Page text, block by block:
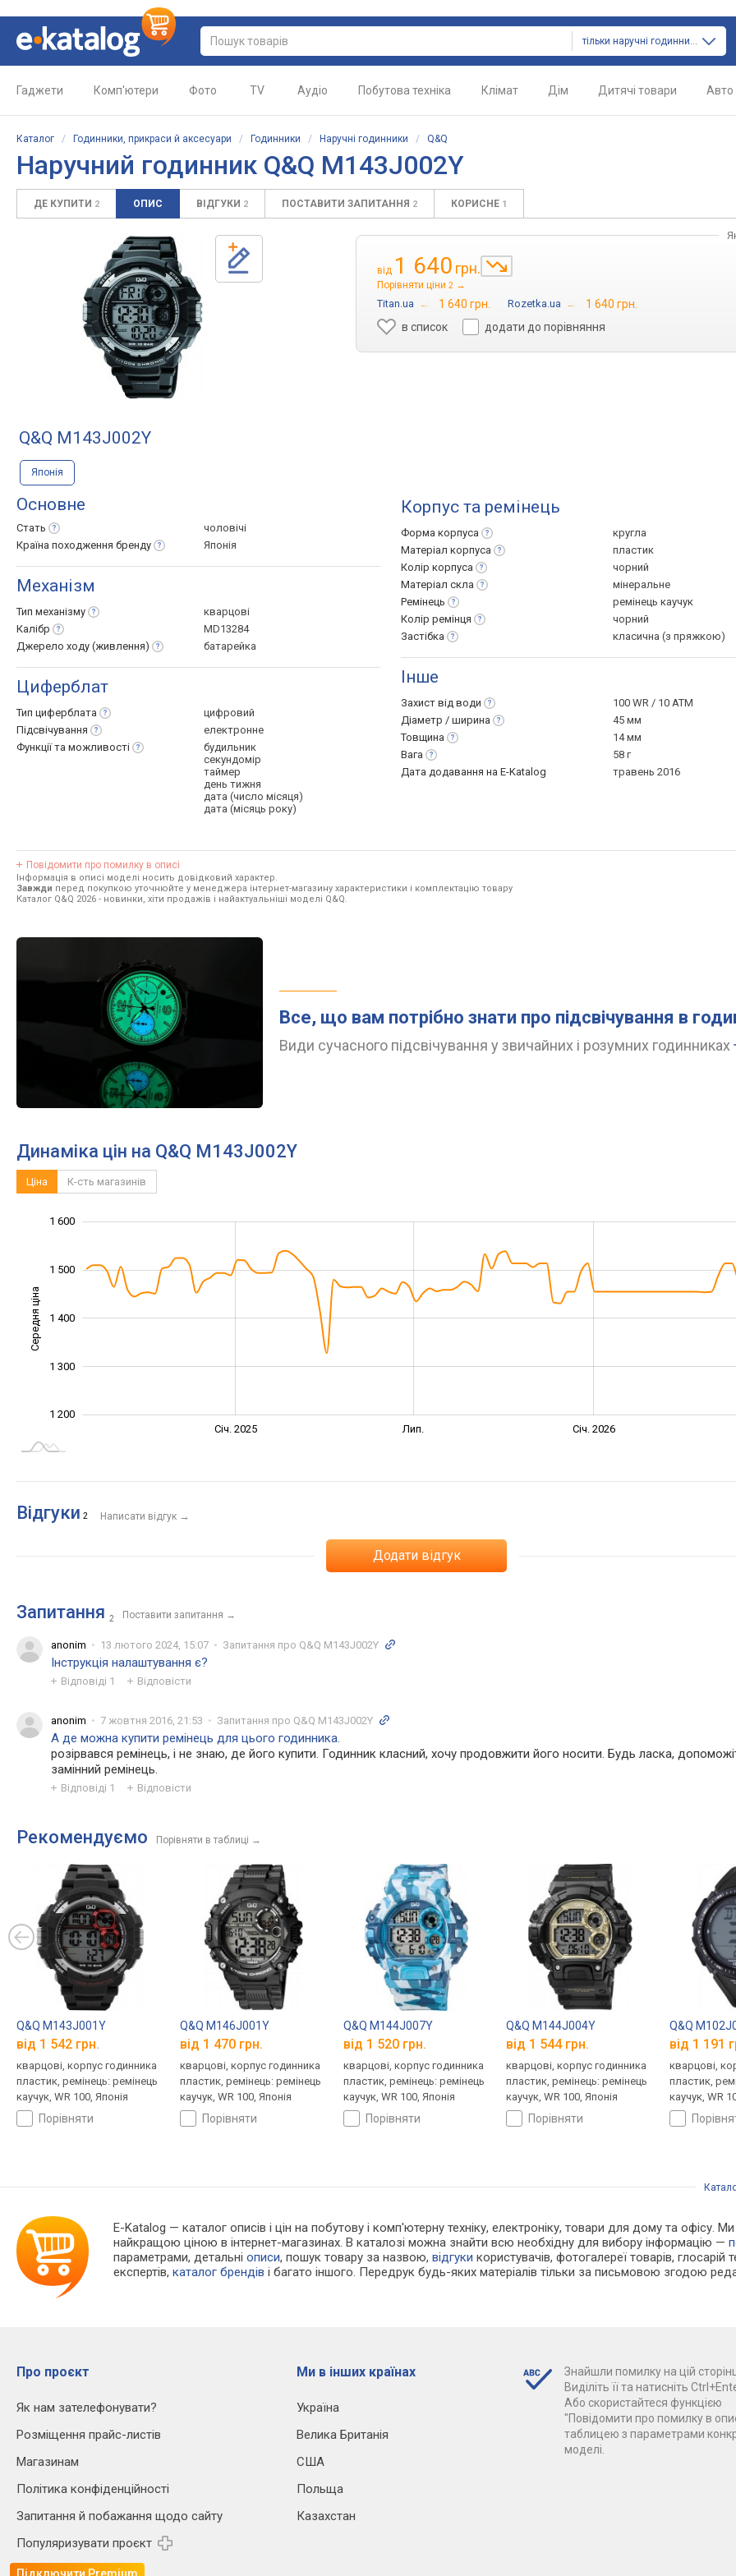
тільки наручні годинники
Гаджети Комп'ютери Фото TV Аудіо Побутова техніка Клімат Дім Дитячі товари Авто
Каталог / Годинники, прикраси й аксесуари / Годинники / Наручні годинники / Q&Q
Наручний годинник Q&Q M143J002Y
ДЕ КУПИТИ 2 ОПИС ВІДГУКИ 2 ПОСТАВИТИ ЗАПИТАННЯ 2 КОРИСНЕ 1
від 1 640 грн.
Порівняти ціни 2 →
Titan.ua → 1 640 грн. Rozetka.ua →
1 640 грн.
в список
додати до порівняння
Q&Q M143J002Y
Японія
Основне
Стать
чоловічі
Країна походження бренду Японія
Механізм
Тип механізму
кварцові
Калібр
MD13284
Джерело ходу (живлення) батарейка
Циферблат
Тип циферблата
цифровий
Підсвічування
електронне
Функції та можливості
будильник
секундомір
таймер
день тижня
дата (число місяця)
дата (місяць року)
Корпус та ремінець
Форма корпуса
кругла
Матеріал корпуса
пластик
Колір корпуса
чорний
Матеріал скла
мінеральне
Ремінець
ремінець каучук
Колір ремінця
чорний
Застібка
класична (з пряжкою)
Інше
Захист від води
100 WR / 10 ATM
Діаметр / ширина
45 мм
Товщина
14 мм
Вага
58 г
Дата додавання на E-Katalog
травень 2016
Повідомити про помилку в описі
Інформація в описі моделі носить довідковий характер.
Завжди перед покупкою уточнюйте у менеджера інтернет-магазину характеристики і комплектацію товару
Каталог Q&Q 2026 - новинки, хіти продажів і найактуальніші моделі Q&Q.
Все, що вам потрібно знати про підсвічування в
Види сучасного підсвічування у звичайних і розумних годинниках
Динаміка цін на Q&Q M143J002Y
Ціна К-сть магазинів
Середня ціна 1 200
1 200
1 300
1 400
1 500
1 600
Січ. 2025 Лип. Січ. 2026
Відгуки 2 Написати відгук →
Додати відгук
Запитання 2 Поставити запитання →
anonim 13 лютого 2024, 15:07 Запитання про Q&Q M143J002Y
Інструкція налаштування є?
Відповіді 1 Відповісти
anonim 7 жовтня 2016, 21:53 Запитання про Q&Q M143J002Y
А де можна купити ремінець для цього годинника.
розірвався ремінець, і не знаю, де його купити. Годинник класний, хочу продовжити його носити. Будь ласка,
замінний ремінець.
Відповіді 1 Відповісти
Рекомендуємо Порівняти в таблиці →
Q&Q M143J001Y
від 1 542 грн.
кварцові, корпус годинника
пластик, ремінець: ремінець
каучук, WR 100, Японія
порівняти
Q&Q M146J001Y
від 1 470 грн.
кварцові, корпус годинника
пластик, ремінець: ремінець
каучук, WR 100, Японія
порівняти
Q&Q M144J007Y
від 1 520 грн.
кварцові, корпус годинника
пластик, ремінець: ремінець
каучук, WR 100, Японія
порівняти
Q&Q M144J004Y
від 1 544 грн.
кварцові, корпус годинника
пластик, ремінець: ремінець
каучук, WR 100, Японія
порівняти
Q&Q
від 1 191
кварцові,
пластик,
каучук, WR
E-Katalog — каталог описів і цін на побутову і комп'ютерну техніку, електроніку, товари для дому та офісу.
найкращою ціною в інтернет-магазинах. В каталозі можна знайти всю необхідну для вибору інформацію —
параметрами, детальніописи, пошук товару за назвою,відгуки користувачів, фотогалереї товарів, глосарій
експертів,каталог брендів і багато іншого. Передрук будь-яких матеріалів тільки за письмовою згодою
Про проєкт
Як нам зателефонувати?
Розміщення прайс-листів
Магазинам
Політика конфіденційності
Запитання й побажання щодо сайту
Популяризувати проєкт
Ми в інших країнах
Україна
Велика Британія
США
Польща
Казахстан
Знайшли помилку на цій
Виділіть її та натисніть
Або скористайтеся функцією
"Повідомити про помилку в
таблицею з параметрами
моделі.